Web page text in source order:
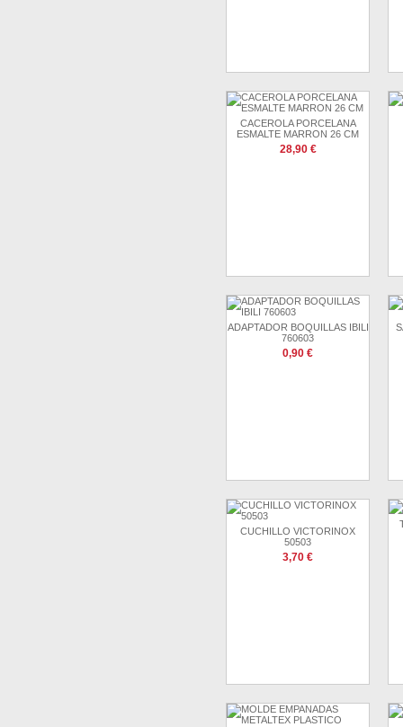
CACEROLA PORCELANA
ESMALTE MARRON 26 CM
28,90 €
ADAPTADOR BOQUILLAS IBILI
760603
0,90 €
CUCHILLO VICTORINOX
50503
3,70 €